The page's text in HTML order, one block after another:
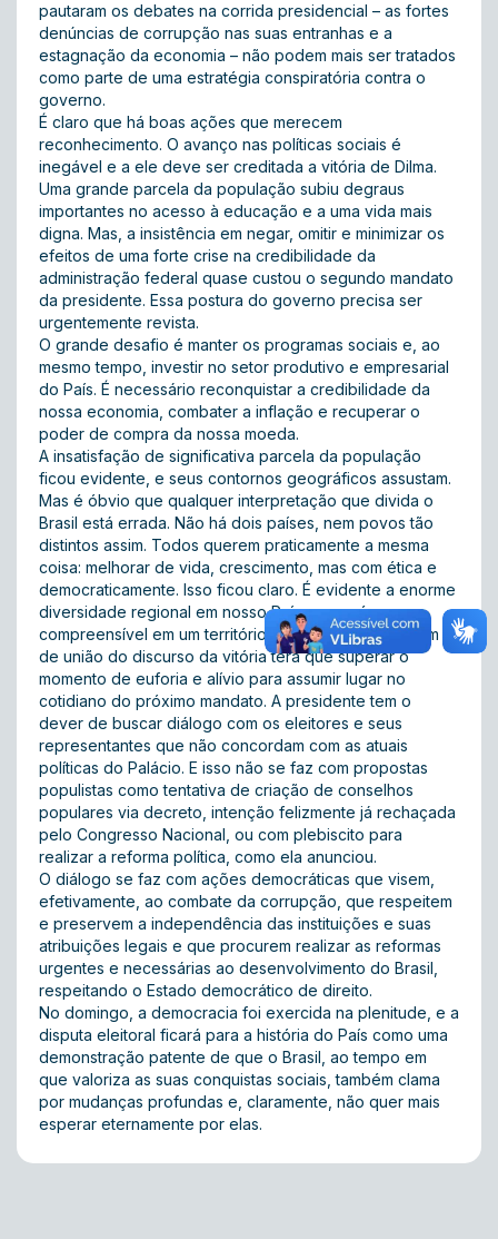
pautaram os debates na corrida presidencial – as fortes
denúncias de corrupção nas suas entranhas e a
estagnação da economia – não podem mais ser tratados
como parte de uma estratégia conspiratória contra o
governo.
É claro que há boas ações que merecem
reconhecimento. O avanço nas políticas sociais é
inegável e a ele deve ser creditada a vitória de Dilma.
Uma grande parcela da população subiu degraus
importantes no acesso à educação e a uma vida mais
digna. Mas, a insistência em negar, omitir e minimizar os
efeitos de uma forte crise na credibilidade da
administração federal quase custou o segundo mandato
da presidente. Essa postura do governo precisa ser
urgentemente revista.
O grande desafio é manter os programas sociais e, ao
mesmo tempo, investir no setor produtivo e empresarial
do País. É necessário reconquistar a credibilidade da
nossa economia, combater a inflação e recuperar o
poder de compra da nossa moeda.
A insatisfação de significativa parcela da população
ficou evidente, e seus contornos geográficos assustam.
Mas é óbvio que qualquer interpretação que divida o
Brasil está errada. Não há dois países, nem povos tão
distintos assim. Todos querem praticamente a mesma
coisa: melhorar de vida, crescimento, mas com ética e
democraticamente. Isso ficou claro. É evidente a enorme
diversidade regional em nosso País, o que é
compreensível em um território continental. Mas, o tom
de união do discurso da vitória terá que superar o
momento de euforia e alívio para assumir lugar no
cotidiano do próximo mandato. A presidente tem o
dever de buscar diálogo com os eleitores e seus
representantes que não concordam com as atuais
políticas do Palácio. E isso não se faz com propostas
populistas como tentativa de criação de conselhos
populares via decreto, intenção felizmente já rechaçada
pelo Congresso Nacional, ou com plebiscito para
realizar a reforma política, como ela anunciou.
O diálogo se faz com ações democráticas que visem,
efetivamente, ao combate da corrupção, que respeitem
e preservem a independência das instituições e suas
atribuições legais e que procurem realizar as reformas
urgentes e necessárias ao desenvolvimento do Brasil,
respeitando o Estado democrático de direito.
No domingo, a democracia foi exercida na plenitude, e a
disputa eleitoral ficará para a história do País como uma
demonstração patente de que o Brasil, ao tempo em
que valoriza as suas conquistas sociais, também clama
por mudanças profundas e, claramente, não quer mais
esperar eternamente por elas.